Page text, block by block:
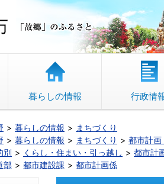
中野市 「故郷
暮らしの情報 行政情
暮らしの情報
まちづくり
暮らしの情報 まちづくり
都市計画
別 くらし・住まい・引っ越し
都市計
部 都市建設課 都市計画係